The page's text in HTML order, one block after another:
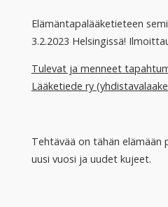
Elämäntapalääketieteen
3.2.2023 Helsingissä!
Tulevat ja menneet
Lääketiede ry
Tehtävää on tähän elämään
uusi vuosi ja uudet kujeet.